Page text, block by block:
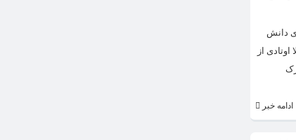
وی دانش
و زیبایش بین بازیگر های دیگر معروف است. لیلا اوتادی متولد سال 1362 است. لیلا اوتادی از
مدرک
ادامه خبر